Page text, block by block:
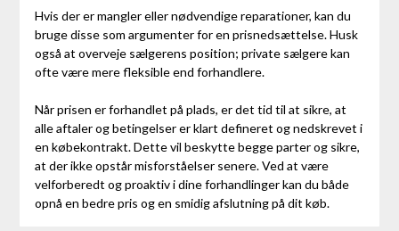
Hvis der er mangler eller nødvendige reparationer, kan du
bruge disse som argumenter for en prisnedsættelse. Husk
også at overveje sælgerens position; private sælgere kan
ofte være mere fleksible end forhandlere.
Når prisen er forhandlet på plads, er det tid til at sikre, at
alle aftaler og betingelser er klart defineret og nedskrevet i
en købekontrakt. Dette vil beskytte begge parter og sikre,
at der ikke opstår misforståelser senere. Ved at være
velforberedt og proaktiv i dine forhandlinger kan du både
opnå en bedre pris og en smidig afslutning på dit køb.